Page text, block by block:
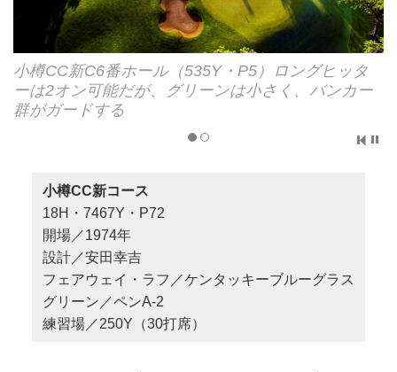
小樽CC新C6番ホール（535Y・P5）ロングヒッタ
ーは2オン可能だが、グリーンは小さく、バンカー
群がガードする
小樽CC新C16番ホール（504Y・P4）右に池、フェ
アウェイには大きな木がある。距離の長い難ホール
小樽CC新コース
18H・7467Y・P72
開場／1974年
設計／安田幸吉
フェアウェイ・ラフ／ケンタッキーブルーグラス
グリーン／ペンA-2
練習場／250Y（30打席）